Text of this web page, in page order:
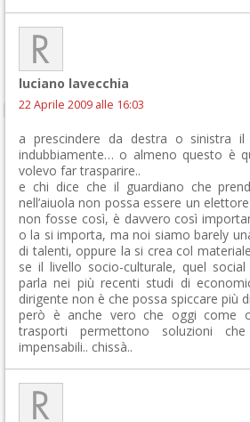
luciano lavecchia
22 Aprile 2009 alle 16:03
a prescindere da destra o sinistra il
indubbiamente… o almeno questo è
volevo far trasparire..
e chi dice che il guardiano che
nell’aiuola non possa essere un
non fosse così, è davvero così
o la si importa, ma noi siamo barely
di talenti, oppure la si crea col
se il livello socio-culturale, quel
parla nei più recenti studi di
dirigente non è che possa spiccare più
però è anche vero che oggi come
trasporti permettono soluzioni
impensabili.. chissà..